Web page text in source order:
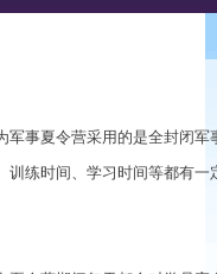
军事夏令营采用的是全封闭
训练时间、学习时间等都有